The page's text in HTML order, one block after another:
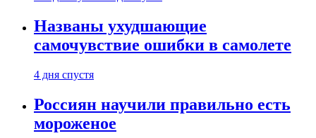
Названы ухудшающие
самочувствие ошибки в самолете
4 дня спустя
Россиян научили правильно есть
мороженое